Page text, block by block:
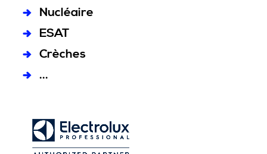
Nucléaire
ESAT
Crèches
...